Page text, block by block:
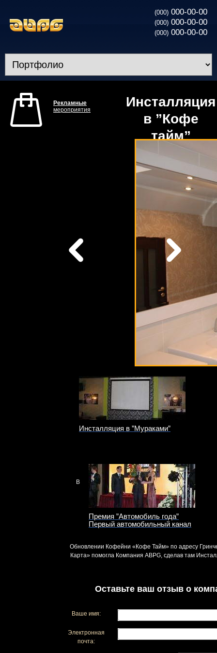
(000) 000-00-00
(000) 000-00-00
(000) 000-00-00
Рекламные
мероприятия
Инсталляция
в ”Кофе
тайм”
Инсталляция в ”Мураками”
Премия ”Автомобиль года”
Первый автомобильный канал
В
Обновлении Кофейни «Кофе Тайм» по адресу
Карта» помогла Компания ABPG, сделав там
Оставьте ваш отзыв о
Ваше имя:
Электронная
почта: